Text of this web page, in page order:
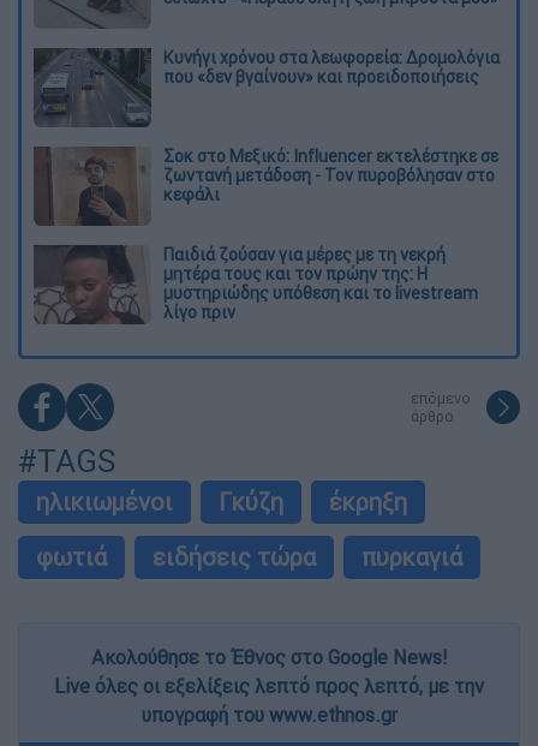
Κυνήγι χρόνου στα λεωφορεία: Δρομολόγια
που «δεν βγαίνουν» και προειδοποιήσεις
Σοκ στο Μεξικό: Influencer εκτελέστηκε σε
ζωντανή μετάδοση - Τον πυροβόλησαν στο
κεφάλι
Παιδιά ζούσαν για μέρες με τη νεκρή
μητέρα τους και τον πρώην της: Η
μυστηριώδης υπόθεση και το livestream
λίγο πριν
επόμενο
άρθρο
#TAGS
ηλικιωμένοι Γκύζη
έκρηξη
φωτιά
ειδήσεις τώρα πυρκαγιά
Ακολούθησε το Έθνος στο Google News!
Live όλες οι εξελίξεις λεπτό προς λεπτό, με την
υπογραφή του www.ethnos.gr